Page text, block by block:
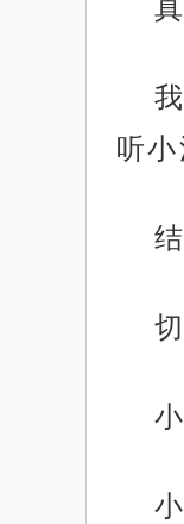
听小
切